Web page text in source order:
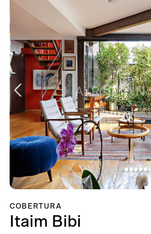
COBERTURA
Itaim Bibi